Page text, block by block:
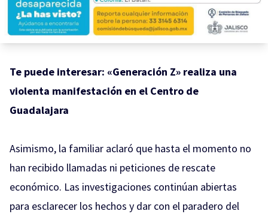
Te puede interesar: «Generación Z» realiza una
violenta manifestación en el Centro de
Guadalajara
Asimismo, la familiar aclaró que hasta el momento no
han recibido llamadas ni peticiones de rescate
económico. Las investigaciones continúan abiertas
para esclarecer los hechos y dar con el paradero del